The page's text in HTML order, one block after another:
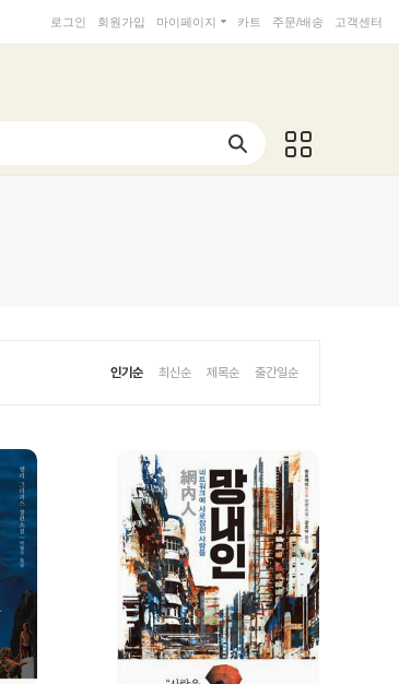
로그인 회원가입 마이페이지 카트 주문/배송 고객센터
인기순 최신순 제목순 출간일순